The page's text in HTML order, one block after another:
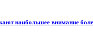
наибольшее внимание